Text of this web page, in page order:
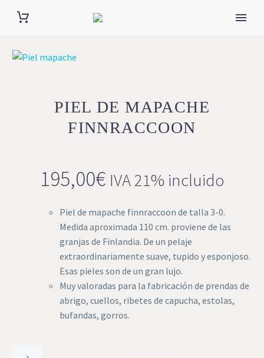
PIEL DE MAPACHE
FINNRACCOON
195,00€ IVA 21% incluido
Piel de mapache finnraccoon de talla 3-0.
Medida aproximada 110 cm. proviene de las
granjas de Finlandia. De un pelaje
extraordinariamente suave, tupido y esponjoso.
Esas pieles son de un gran lujo.
Muy valoradas para la fabricación de prendas de
abrigo, cuellos, ribetes de capucha, estolas,
bufandas, gorros.